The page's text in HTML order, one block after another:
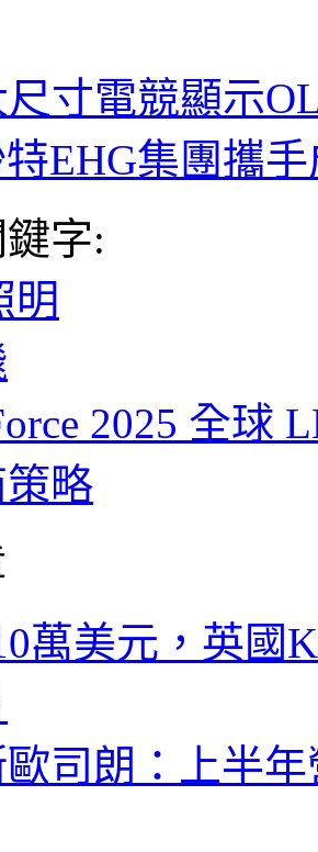
寸電競顯示
EHG集團攜
字:
明
2025 全球
略
萬美元，英國
司朗：上半